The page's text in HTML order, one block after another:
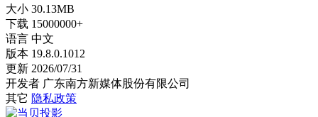
大小 30.13MB
下载 15000000+
语言 中文
版本 19.8.0.1012
更新 2026/07/31
开发者 广东南方新媒体股份有限公司
其它 隐私政策